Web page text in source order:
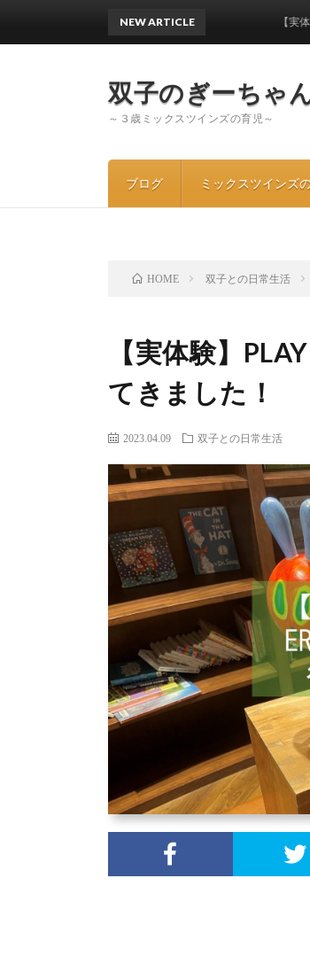
双子のぎーちゃ
～３歳ミックスツインズの育児～
ブログ ミックスツインズ
NEW ARTICLE 【実体験から考
HOME 双子との日常生活
【実体験】
てきました！
2023.04.09 双子との日常生活